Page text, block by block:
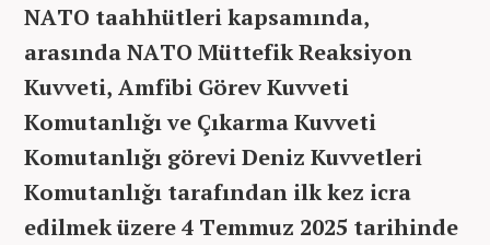
NATO taahhütleri kapsamında,
arasında NATO Müttefik Reaksiyon
Kuvveti, Amfibi Görev Kuvveti
Komutanlığı ve Çıkarma Kuvveti
Komutanlığı görevi Deniz Kuvvetleri
Komutanlığı tarafından ilk kez icra
edilmek üzere 4 Temmuz 2025 tarihinde